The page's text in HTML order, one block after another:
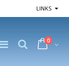
LINKS
0